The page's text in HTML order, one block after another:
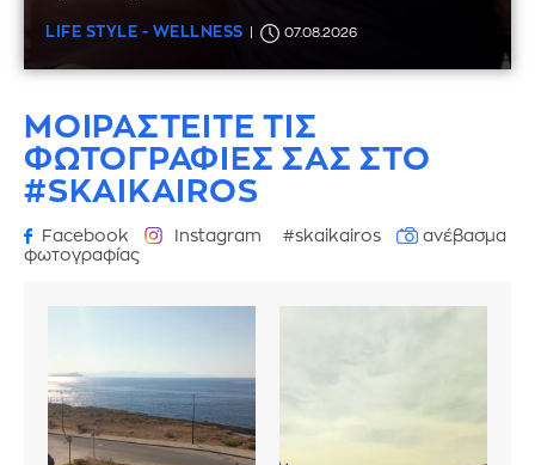
LIFE STYLE - WELLNESS 07.08.2026
ΜΟΙΡΑΣΤΕΙΤΕ ΤΙΣ
ΦΩΤΟΓΡΑΦΙΕΣ ΣΑΣ ΣΤΟ
#SKAIKAIROS
Facebook Instagram #skaikairos
ανέβασμα
φωτογραφίας